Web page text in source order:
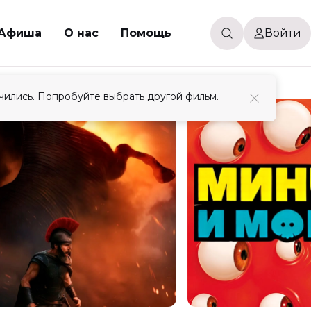
О нас Помощь Войти
Попробуйте выбрать другой фильм.